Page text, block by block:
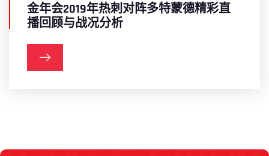
金年会2019年热刺对阵多特蒙德精彩直
播回顾与战况分析